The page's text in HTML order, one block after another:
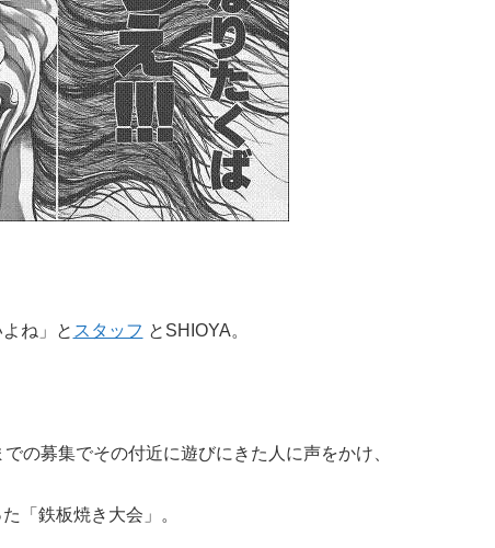
ね」と スタッフ とSHIOYA。
の募集でその付近に遊びにきた人に声をかけ、
「鉄板焼き大会」。